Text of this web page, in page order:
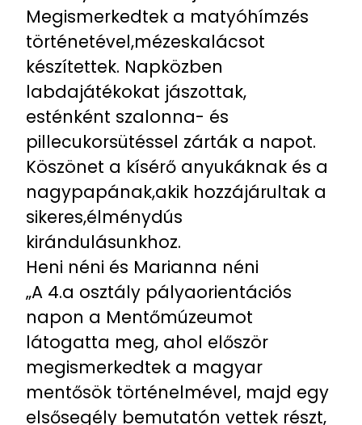
Megismerkedtek a matyóhímzés
történetével,mézeskalácsot
készítettek. Napközben
labdajátékokat jászottak,
esténként szalonna- és
pillecukorsütéssel zárták a napot.
Köszönet a kísérő anyukáknak és a
nagypapának,akik hozzájárultak a
sikeres,élménydús
kirándulásunkhoz.
Heni néni és Marianna néni
„A 4.a osztály pályaorientációs
napon a Mentőmúzeumot
látogatta meg, ahol először
megismerkedtek a magyar
mentősök történelmével, majd egy
elsősegély bemutatón vettek részt,